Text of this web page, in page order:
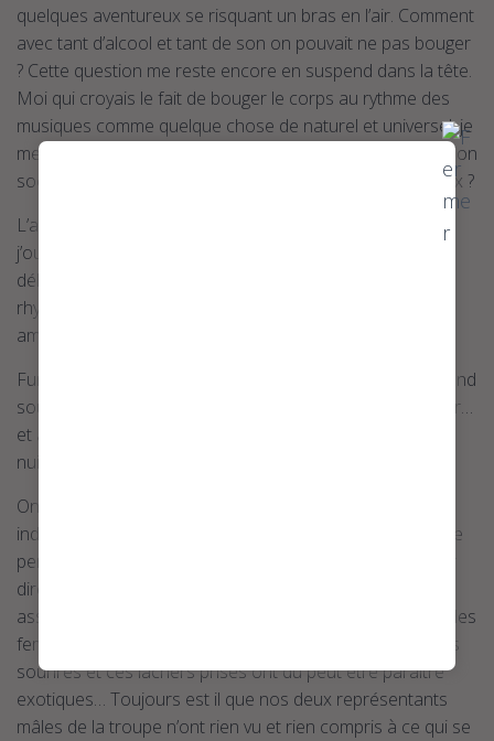
quelques aventureux se risquant un bras en l’air. Comment
avec tant d’alcool et tant de son on pouvait ne pas bouger
? Cette question me reste encore en suspend dans la tête.
Moi qui croyais le fait de bouger le corps au rythme des
musiques comme quelque chose de naturel et universel, je
me fais maintenant la réflexion d’une potentielle adaptation
sociétale et culturelle. De leur côté ? Du nôtre ? Des deux ?
L’ambiance avec mes 5 autres comparses se faisant,
j’oublie ces questions au fur et à mesure de la danse,
déhanchant mon corps en mode rock et tribal fusion, au
rhytmes des sons si brutaux et cadencés. Nous nous y
amusons.
Fun fact : Un laotien est venu danser avec nous, tout grand
sourire qu’il était, à nous serrer la main pour dire bonjour…
et à marchander avec les deux hommes du groupe une
nuit avec l’une d’entre nous ><…
On m’avait dit que tenir la main d’une femme en publique
indique au Laos que celle-ci est une prostituée mais je ne
pensais pas cela valable pour une poignée de main pour
dire bonjour… En repensant à nos manières de danser
assez contrastées d’avec les locaux, nos tailles de grandes
femmes blanches qui dominent un peu la population, ces
sourires et ces lâchers prises ont dû peut être paraître
exotiques… Toujours est il que nos deux représentants
mâles de la troupe n’ont rien vu et rien compris à ce qui se